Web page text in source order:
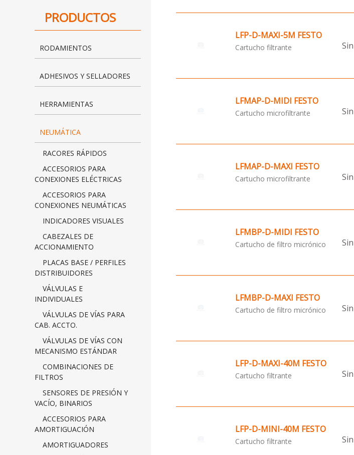
PRODUCTOS
RODAMIENTOS
ADHESIVOS Y SELLADORES
HERRAMIENTAS
NEUMÁTICA
RACORES RÁPIDOS
ACCESORIOS PARA
CONEXIONES ELÉCTRICAS
ACCESORIOS PARA
CONEXIONES NEUMÁTICAS
INDICADORES VISUALES
CABEZALES DE
ACCIONAMIENTO
PLACAS BASE / PERFILES
DISTRIBUIDORES
VÁLVULAS E
INDIVIDUALES
VÁLVULAS DE VÍAS PARA
CAB. ACCTO.
VÁLVULAS DE VÍAS CON
MECANISMO ESTÁNDAR
COMBINACIONES DE
FILTROS
SENSORES DE PRESIÓN Y
VACÍO, BINARIOS
ACCESORIOS PARA
AMORTIGUACIÓN
AMORTIGUADORES
LFP-D-MAXI-5M FESTO
Cartucho filtrante
LFMAP-D-MIDI FESTO
Cartucho microfiltrante
LFMAP-D-MAXI FESTO
Cartucho microfiltrante
LFMBP-D-MIDI FESTO
Cartucho de filtro micrónico
LFMBP-D-MAXI FESTO
Cartucho de filtro micrónico
LFP-D-MAXI-40M FESTO
Cartucho filtrante
LFP-D-MINI-40M FESTO
Cartucho filtrante